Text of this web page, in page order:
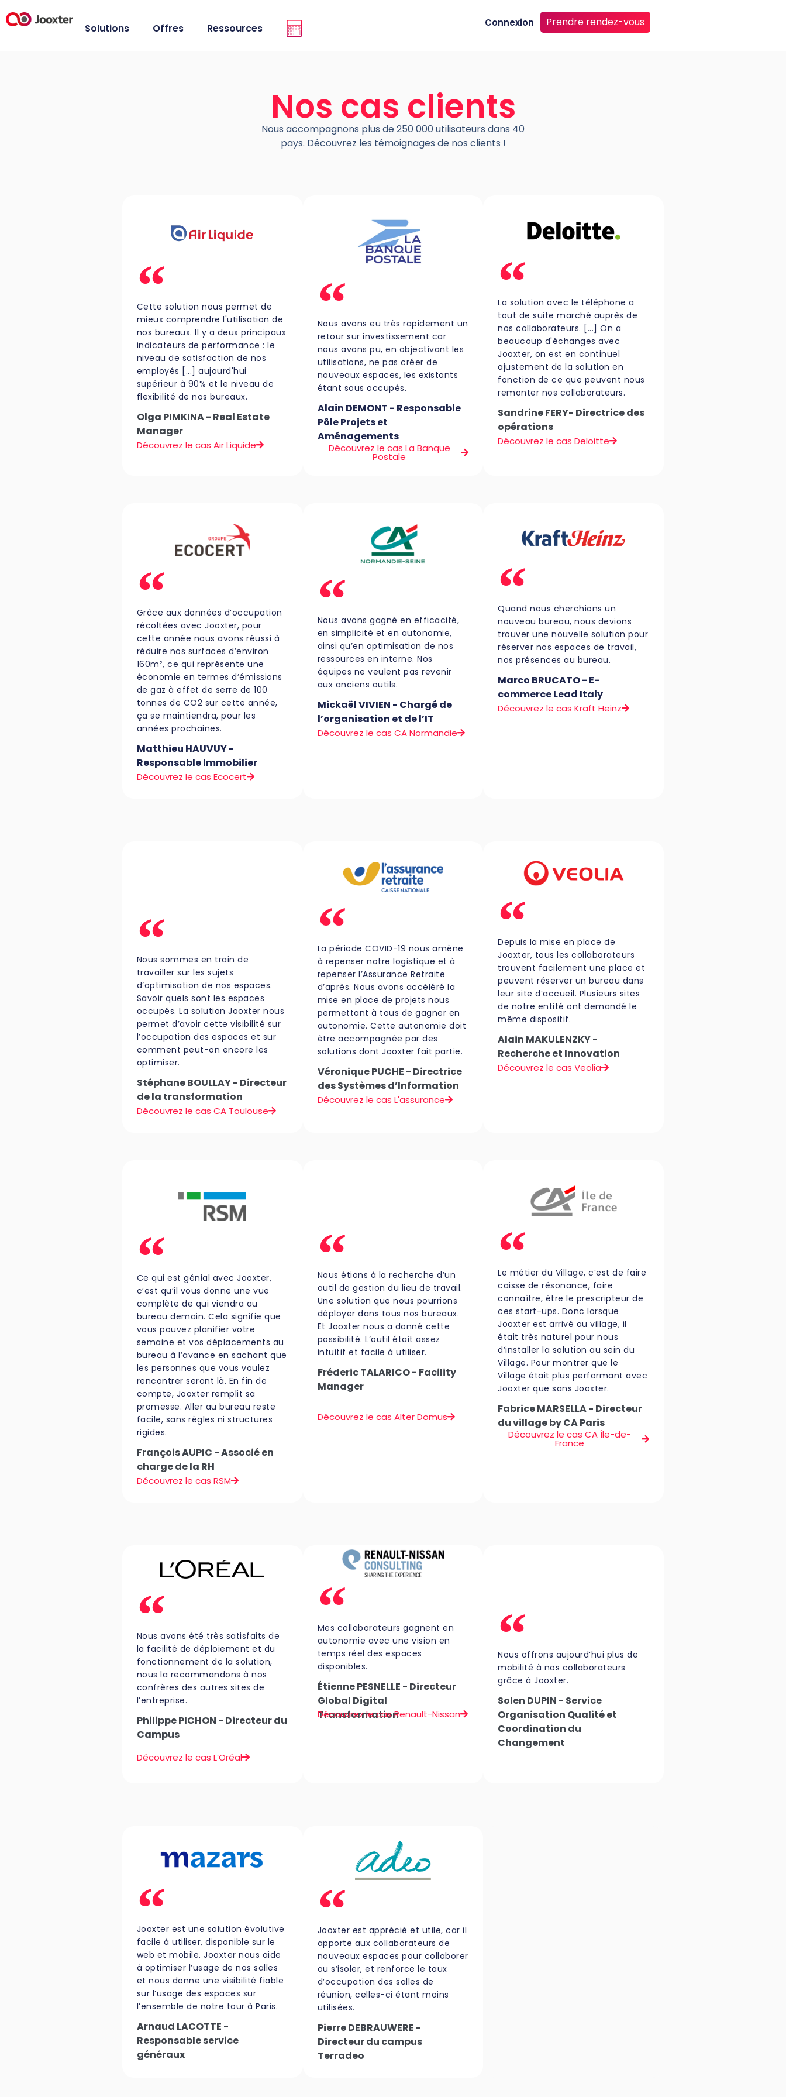
Solutions Offres Ressources Connexion Prendre rendez-vous
Nos cas clients
Nous accompagnons plus de 250 000 utilisateurs dans 40
pays. Découvrez les témoignages de nos clients !
Cette solution nous permet de
mieux comprendre l'utilisation de
nos bureaux. Il y a deux principaux
indicateurs de performance : le
niveau de satisfaction de nos
employés [...] aujourd'hui
supérieur à 90% et le niveau de
flexibilité de nos bureaux.
Olga PIMKINA - Real Estate
Manager
Découvrez le cas Air Liquide
Nous avons eu très rapidement un
retour sur investissement car
nous avons pu, en objectivant les
utilisations, ne pas créer de
nouveaux espaces, les existants
étant sous occupés.
Alain DEMONT - Responsable
Pôle Projets et
Aménagements
Découvrez le cas La Banque
Postale
La solution avec le téléphone a
tout de suite marché auprès de
nos collaborateurs. [...] On a
beaucoup d'échanges avec
Jooxter, on est en continuel
ajustement de la solution en
fonction de ce que peuvent nous
remonter nos collaborateurs.
Sandrine FERY- Directrice des
opérations
Découvrez le cas Deloitte
Grâce aux données d’occupation
récoltées avec Jooxter, pour
cette année nous avons réussi à
réduire nos surfaces d’environ
160m², ce qui représente une
économie en termes d’émissions
de gaz à effet de serre de 100
tonnes de CO2 sur cette année,
ça se maintiendra, pour les
années prochaines.
Matthieu HAUVUY -
Responsable Immobilier
Découvrez le cas Ecocert
Nous avons gagné en efficacité,
en simplicité et en autonomie,
ainsi qu’en optimisation de nos
ressources en interne. Nos
équipes ne veulent pas revenir
aux anciens outils.
Mickaël VIVIEN - Chargé de
l’organisation et de l’IT
Découvrez le cas CA Normandie
Quand nous cherchions un
nouveau bureau, nous devions
trouver une nouvelle solution pour
réserver nos espaces de travail,
nos présences au bureau.
Marco BRUCATO - E-
commerce Lead Italy
Découvrez le cas Kraft Heinz
Nous sommes en train de
travailler sur les sujets
d’optimisation de nos espaces.
Savoir quels sont les espaces
occupés. La solution Jooxter nous
permet d’avoir cette visibilité sur
l’occupation des espaces et sur
comment peut-on encore les
optimiser.
Stéphane BOULLAY - Directeur
de la transformation
Découvrez le cas CA Toulouse
La période COVID-19 nous amène
à repenser notre logistique et à
repenser l’Assurance Retraite
d’après. Nous avons accéléré la
mise en place de projets nous
permettant à tous de gagner en
autonomie. Cette autonomie doit
être accompagnée par des
solutions dont Jooxter fait partie.
Véronique PUCHE - Directrice
des Systèmes d’Information
Découvrez le cas L'assurance
Depuis la mise en place de
Jooxter, tous les collaborateurs
trouvent facilement une place et
peuvent réserver un bureau dans
leur site d’accueil. Plusieurs sites
de notre entité ont demandé le
même dispositif.
Alain MAKULENZKY -
Recherche et Innovation
Découvrez le cas Veolia
Ce qui est génial avec Jooxter,
c’est qu’il vous donne une vue
complète de qui viendra au
bureau demain. Cela signifie que
vous pouvez planifier votre
semaine et vos déplacements au
bureau à l’avance en sachant que
les personnes que vous voulez
rencontrer seront là. En fin de
compte, Jooxter remplit sa
promesse. Aller au bureau reste
facile, sans règles ni structures
rigides.
François AUPIC - Associé en
charge de la RH
Découvrez le cas RSM
Nous étions à la recherche d’un
outil de gestion du lieu de travail.
Une solution que nous pourrions
déployer dans tous nos bureaux.
Et Jooxter nous a donné cette
possibilité. L’outil était assez
intuitif et facile à utiliser.
Fréderic TALARICO - Facility
Manager
Découvrez le cas Alter Domus
Le métier du Village, c’est de faire
caisse de résonance, faire
connaître, être le prescripteur de
ces start-ups. Donc lorsque
Jooxter est arrivé au village, il
était très naturel pour nous
d’installer la solution au sein du
Village. Pour montrer que le
Village était plus performant avec
Jooxter que sans Jooxter.
Fabrice MARSELLA - Directeur
du village by CA Paris
Découvrez le cas CA Île-de-
France
Nous avons été très satisfaits de
la facilité de déploiement et du
fonctionnement de la solution,
nous la recommandons à nos
confrères des autres sites de
l’entreprise.
Philippe PICHON - Directeur du
Campus
Découvrez le cas L’Oréal
Mes collaborateurs gagnent en
autonomie avec une vision en
temps réel des espaces
disponibles.
Étienne PESNELLE - Directeur
Global Digital
Transformation
Découvrez le cas Renault-Nissan
Nous offrons aujourd’hui plus de
mobilité à nos collaborateurs
grâce à Jooxter.
Solen DUPIN - Service
Organisation Qualité et
Coordination du
Changement
Jooxter est une solution évolutive
facile à utiliser, disponible sur le
web et mobile. Jooxter nous aide
à optimiser l’usage de nos salles
et nous donne une visibilité fiable
sur l’usage des espaces sur
l’ensemble de notre tour à Paris.
Arnaud LACOTTE -
Responsable service
généraux
Jooxter est apprécié et utile, car il
apporte aux collaborateurs de
nouveaux espaces pour collaborer
ou s’isoler, et renforce le taux
d’occupation des salles de
réunion, celles-ci étant moins
utilisées.
Pierre DEBRAUWERE -
Directeur du campus
Terradeo